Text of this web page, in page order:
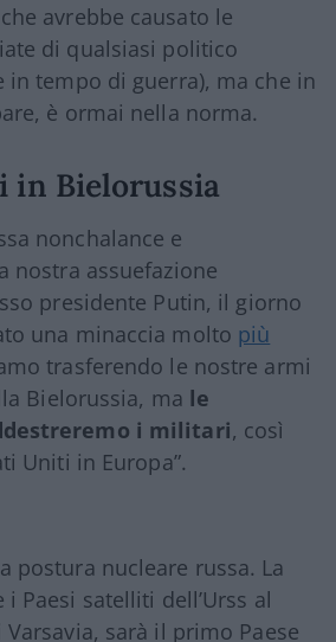
avrebbe causato le
di qualsiasi politico
in tempo di guerra), ma che in
è ormai nella norma.
in Bielorussia
nonchalance e
nostra assuefazione
presidente Putin, il giorno
una minaccia molto più
trasferendo le nostre armi
Bielorussia, ma le
i militari, così
Uniti in Europa”.
postura nucleare russa. La
i Paesi satelliti dell’Urss al
sarà il primo Paese